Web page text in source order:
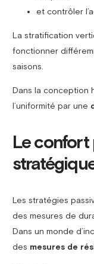
et contrôler
La stratification
fonctionner
saisons.
Dans la conception
l’uniformité par une
Le confort
Les stratégies
des mesures de
Dans un monde
des mesures de